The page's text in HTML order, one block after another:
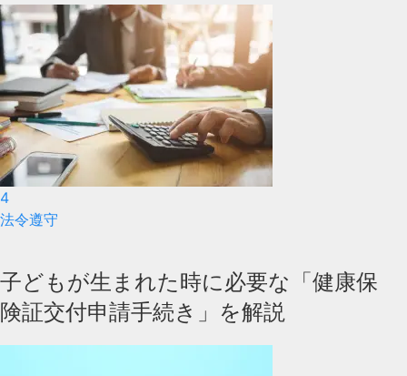
4
法令遵守
子どもが生まれた時に必要な「健康保
険証交付申請手続き」を解説